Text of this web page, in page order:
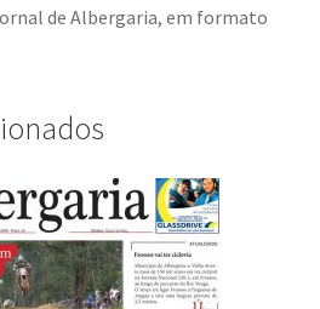
de Albergaria, em formato